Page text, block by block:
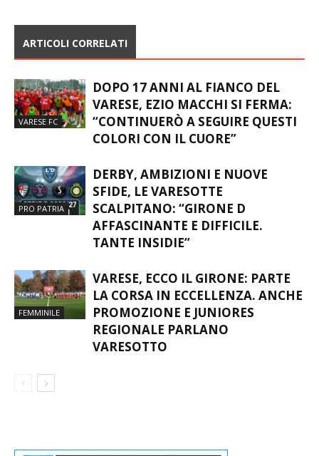
ARTICOLI CORRELATI
VARESE FC
DOPO 17 ANNI AL FIANCO DEL
VARESE, EZIO MACCHI SI FERMA:
“CONTINUERÒ A SEGUIRE QUESTI
COLORI CON IL CUORE”
PRO PATRIA
DERBY, AMBIZIONI E NUOVE
SFIDE, LE VARESOTTE
SCALPITANO: “GIRONE D
AFFASCINANTE E DIFFICILE.
TANTE INSIDIE”
FEMMINILE
VARESE, ECCO IL GIRONE: PARTE
LA CORSA IN ECCELLENZA. ANCHE
PROMOZIONE E JUNIORES
REGIONALE PARLANO
VARESOTTO